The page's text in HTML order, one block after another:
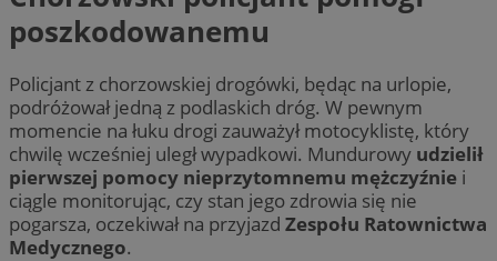
poszkodowanemu
Policjant z chorzowskiej drogówki, będąc na urlopie,
podróżował jedną z podlaskich dróg. W pewnym
momencie na łuku drogi zauważył motocyklistę, który
chwilę wcześniej uległ wypadkowi. Mundurowy udzielił
pierwszej pomocy nieprzytomnemu mężczyźnie i
ciągle monitorując, czy stan jego zdrowia się nie
pogarsza, oczekiwał na przyjazd Zespołu Ratownictwa
Medycznego.